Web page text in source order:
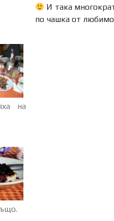
И така
по чашка от
на